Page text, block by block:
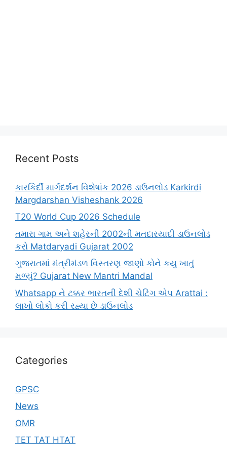
Recent Posts
કારકિર્દી માર્ગદર્શન વિશેષાંક 2026 ડાઉનલોડ Karkirdi
Margdarshan Visheshank 2026
T20 World Cup 2026 Schedule
તમારા ગામ અને શહેરની 2002ની મતદારયાદી ડાઉનલોડ
કરો Matdaryadi Gujarat 2002
ગુજરાતમાં મંત્રીમંડળ વિસ્તરણ જાણો કોને કયુ ખાતું
મળ્યું? Gujarat New Mantri Mandal
Whatsapp ને ટક્કર ભારતની દેશી ચેટિંગ એપ Arattai :
લાખો લોકો કરી રહ્યા છે ડાઉનલોડ
Categories
GPSC
News
OMR
TET TAT HTAT